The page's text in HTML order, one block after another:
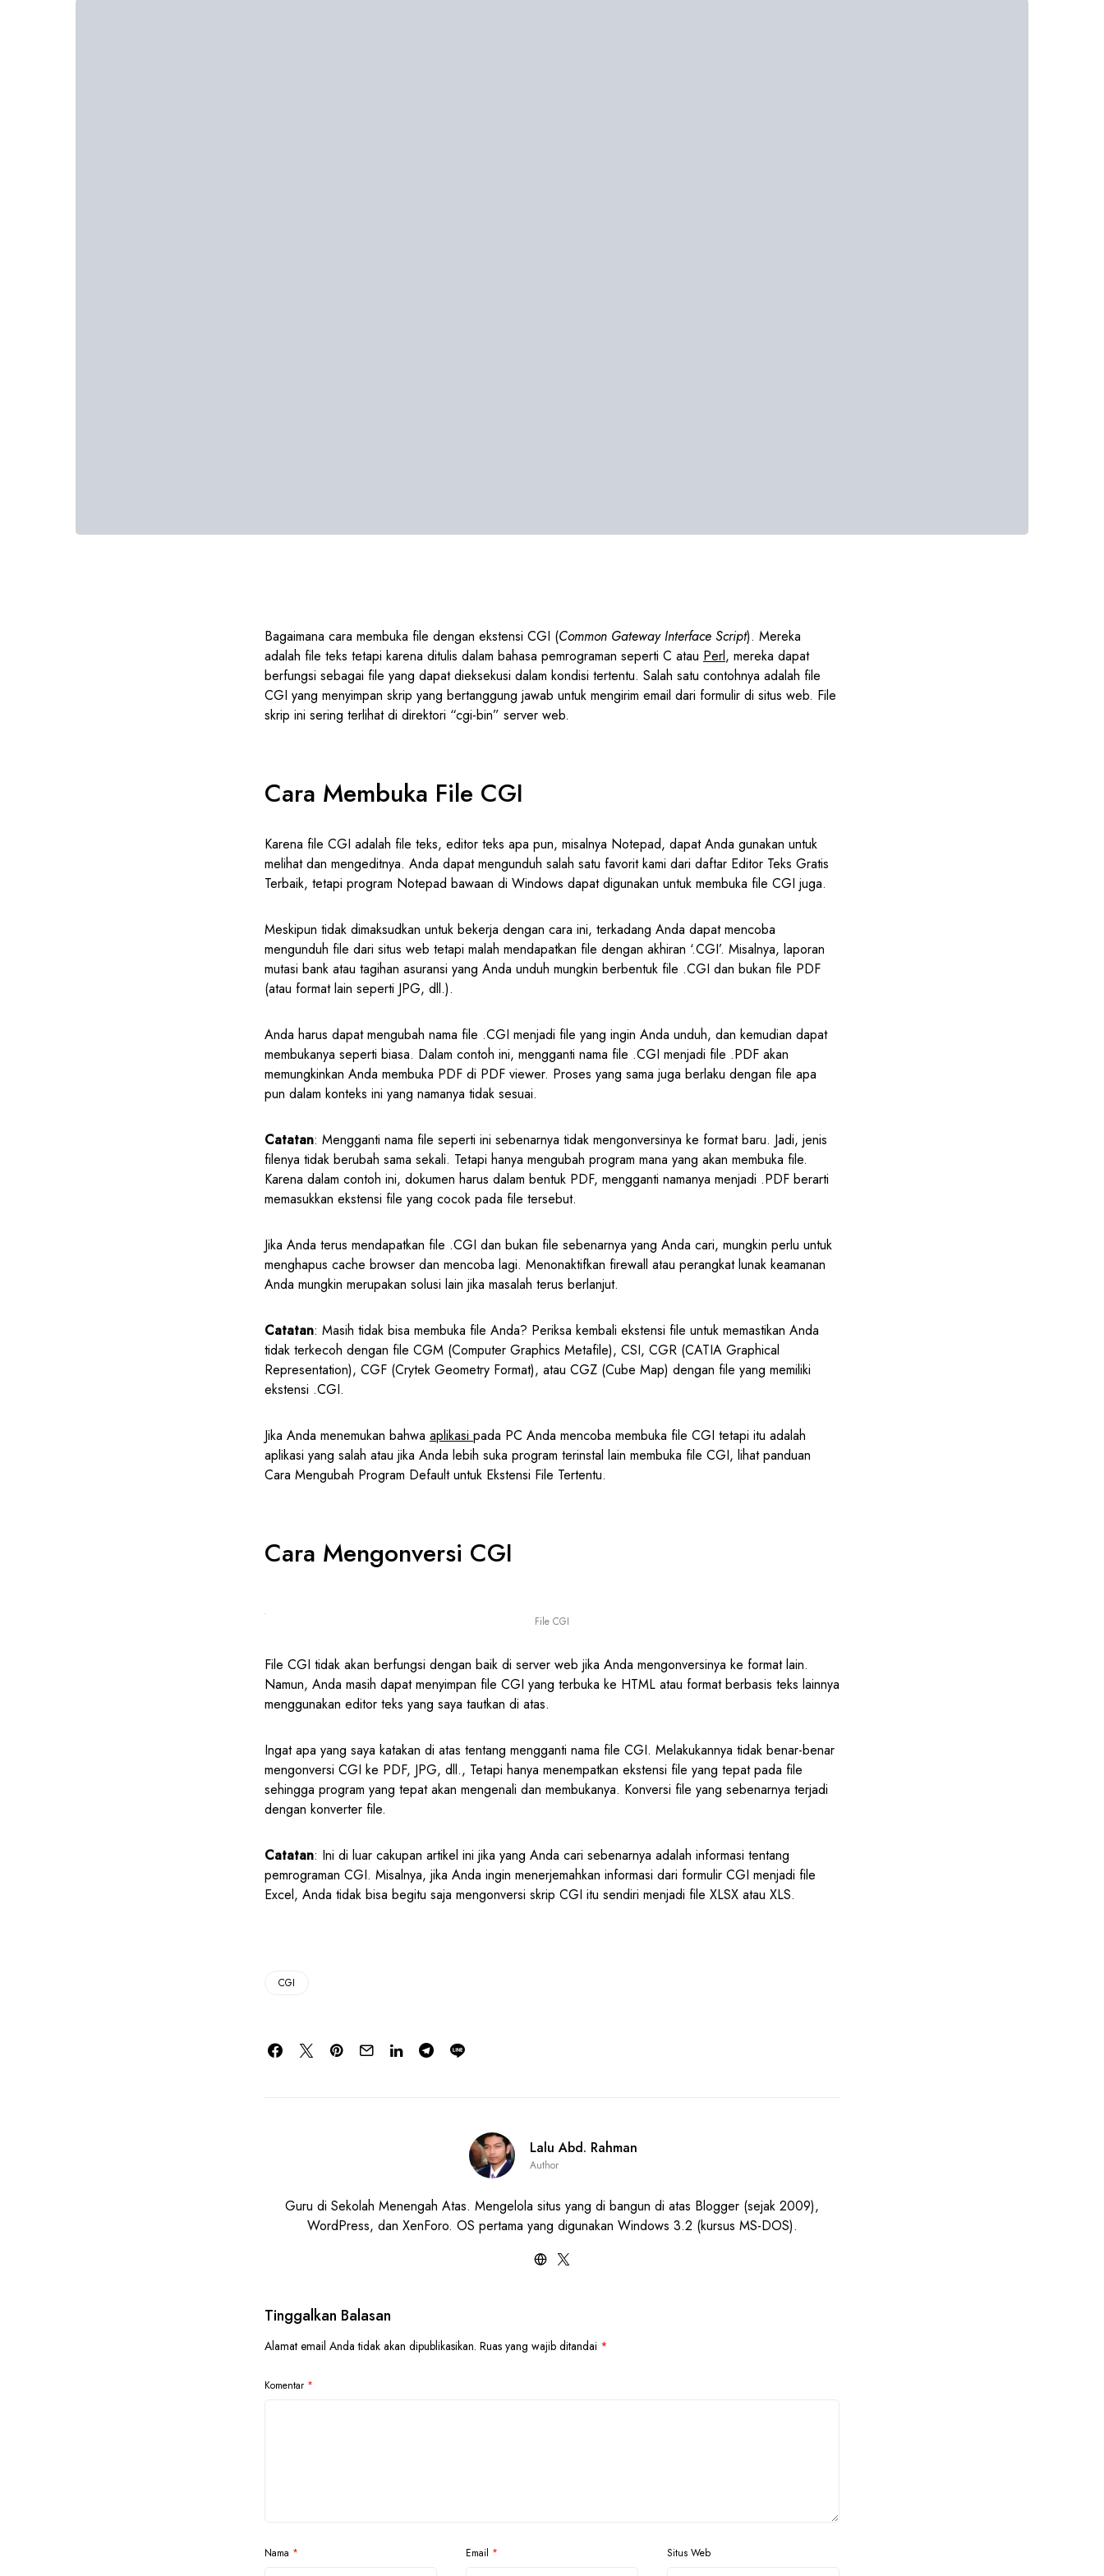
Bagaimana cara membuka file dengan ekstensi CGI (Common Gateway Interface Script). Mereka
adalah file teks tetapi karena ditulis dalam bahasa pemrograman seperti C atau Perl, mereka dapat
berfungsi sebagai file yang dapat dieksekusi dalam kondisi tertentu. Salah satu contohnya adalah file
CGI yang menyimpan skrip yang bertanggung jawab untuk mengirim email dari formulir di situs web. File
skrip ini sering terlihat di direktori “cgi-bin” server web.
Cara Membuka File CGI
Karena file CGI adalah file teks, editor teks apa pun, misalnya Notepad, dapat Anda gunakan untuk
melihat dan mengeditnya. Anda dapat mengunduh salah satu favorit kami dari daftar Editor Teks Gratis
Terbaik, tetapi program Notepad bawaan di Windows dapat digunakan untuk membuka file CGI juga.
Meskipun tidak dimaksudkan untuk bekerja dengan cara ini, terkadang Anda dapat mencoba
mengunduh file dari situs web tetapi malah mendapatkan file dengan akhiran ‘.CGI’. Misalnya, laporan
mutasi bank atau tagihan asuransi yang Anda unduh mungkin berbentuk file .CGI dan bukan file PDF
(atau format lain seperti JPG, dll.).
Anda harus dapat mengubah nama file .CGI menjadi file yang ingin Anda unduh, dan kemudian dapat
membukanya seperti biasa. Dalam contoh ini, mengganti nama file .CGI menjadi file .PDF akan
memungkinkan Anda membuka PDF di PDF viewer. Proses yang sama juga berlaku dengan file apa
pun dalam konteks ini yang namanya tidak sesuai.
Catatan: Mengganti nama file seperti ini sebenarnya tidak mengonversinya ke format baru. Jadi, jenis
filenya tidak berubah sama sekali. Tetapi hanya mengubah program mana yang akan membuka file.
Karena dalam contoh ini, dokumen harus dalam bentuk PDF, mengganti namanya menjadi .PDF berarti
memasukkan ekstensi file yang cocok pada file tersebut.
Jika Anda terus mendapatkan file .CGI dan bukan file sebenarnya yang Anda cari, mungkin perlu untuk
menghapus cache browser dan mencoba lagi. Menonaktifkan firewall atau perangkat lunak keamanan
Anda mungkin merupakan solusi lain jika masalah terus berlanjut.
Catatan: Masih tidak bisa membuka file Anda? Periksa kembali ekstensi file untuk memastikan Anda
tidak terkecoh dengan file CGM (Computer Graphics Metafile), CSI, CGR (CATIA Graphical
Representation), CGF (Crytek Geometry Format), atau CGZ (Cube Map) dengan file yang memiliki
ekstensi .CGI.
Jika Anda menemukan bahwa aplikasi pada PC Anda mencoba membuka file CGI tetapi itu adalah
aplikasi yang salah atau jika Anda lebih suka program terinstal lain membuka file CGI, lihat panduan
Cara Mengubah Program Default untuk Ekstensi File Tertentu.
Cara Mengonversi CGI
File CGI
File CGI tidak akan berfungsi dengan baik di server web jika Anda mengonversinya ke format lain.
Namun, Anda masih dapat menyimpan file CGI yang terbuka ke HTML atau format berbasis teks lainnya
menggunakan editor teks yang saya tautkan di atas.
Ingat apa yang saya katakan di atas tentang mengganti nama file CGI. Melakukannya tidak benar-benar
mengonversi CGI ke PDF, JPG, dll., Tetapi hanya menempatkan ekstensi file yang tepat pada file
sehingga program yang tepat akan mengenali dan membukanya. Konversi file yang sebenarnya terjadi
dengan konverter file.
Catatan: Ini di luar cakupan artikel ini jika yang Anda cari sebenarnya adalah informasi tentang
pemrograman CGI. Misalnya, jika Anda ingin menerjemahkan informasi dari formulir CGI menjadi file
Excel, Anda tidak bisa begitu saja mengonversi skrip CGI itu sendiri menjadi file XLSX atau XLS.
CGI
Lalu Abd. Rahman
Author
Guru di Sekolah Menengah Atas. Mengelola situs yang di bangun di atas Blogger (sejak 2009),
WordPress, dan XenForo. OS pertama yang digunakan Windows 3.2 (kursus MS-DOS).
Tinggalkan Balasan
Alamat email Anda tidak akan dipublikasikan. Ruas yang wajib ditandai *
Komentar *
Nama * Email * Situs Web